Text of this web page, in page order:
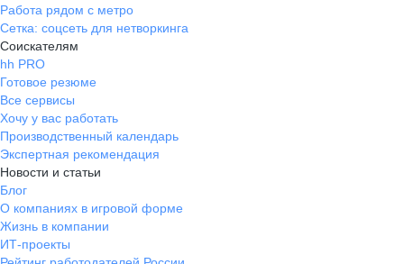
Работа рядом с метро
Сетка: соцсеть для нетворкинга
Соискателям
hh PRO
Готовое резюме
Все сервисы
Хочу у вас работать
Производственный календарь
Экспертная рекомендация
Новости и статьи
Блог
О компаниях в игровой форме
Жизнь в компании
ИТ-проекты